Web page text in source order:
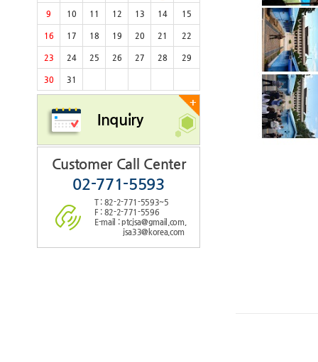
9 10 11 12 13 14 15
16 17 18 19 20 21 22
23 24 25 26 27 28 29
30 31
+
Inquiry
Customer Call Center
02-771-5593
T : 82-2-771-5593~5
F : 82-2-771-5596
E-mail : ptcjsa@gmail.com,
jsa33@korea.com